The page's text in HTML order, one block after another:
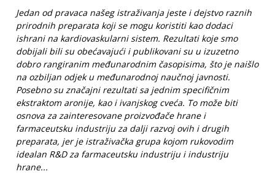
Jedan od pravaca našeg istraživanja jeste i dejstvo raznih
prirodnih preparata koji se mogu koristiti kao dodaci
ishrani na kardiovaskularni sistem. Rezultati koje smo
dobijali bili su obećavajući i publikovani su u izuzetno
dobro rangiranim međunarodnim časopisima, što je naišlo
na ozbiljan odjek u međunarodnoj naučnoj javnosti.
Posebno su značajni rezultati sa jednim specifičnim
ekstraktom aronije, kao i ivanjskog cveća. To može biti
osnova za zainteresovane proizvođače hrane i
farmaceutsku industriju za dalji razvoj ovih i drugih
preparata, jer je istraživačka grupa kojom rukovodim
idealan R&D za farmaceutsku industriju i industriju
hrane...